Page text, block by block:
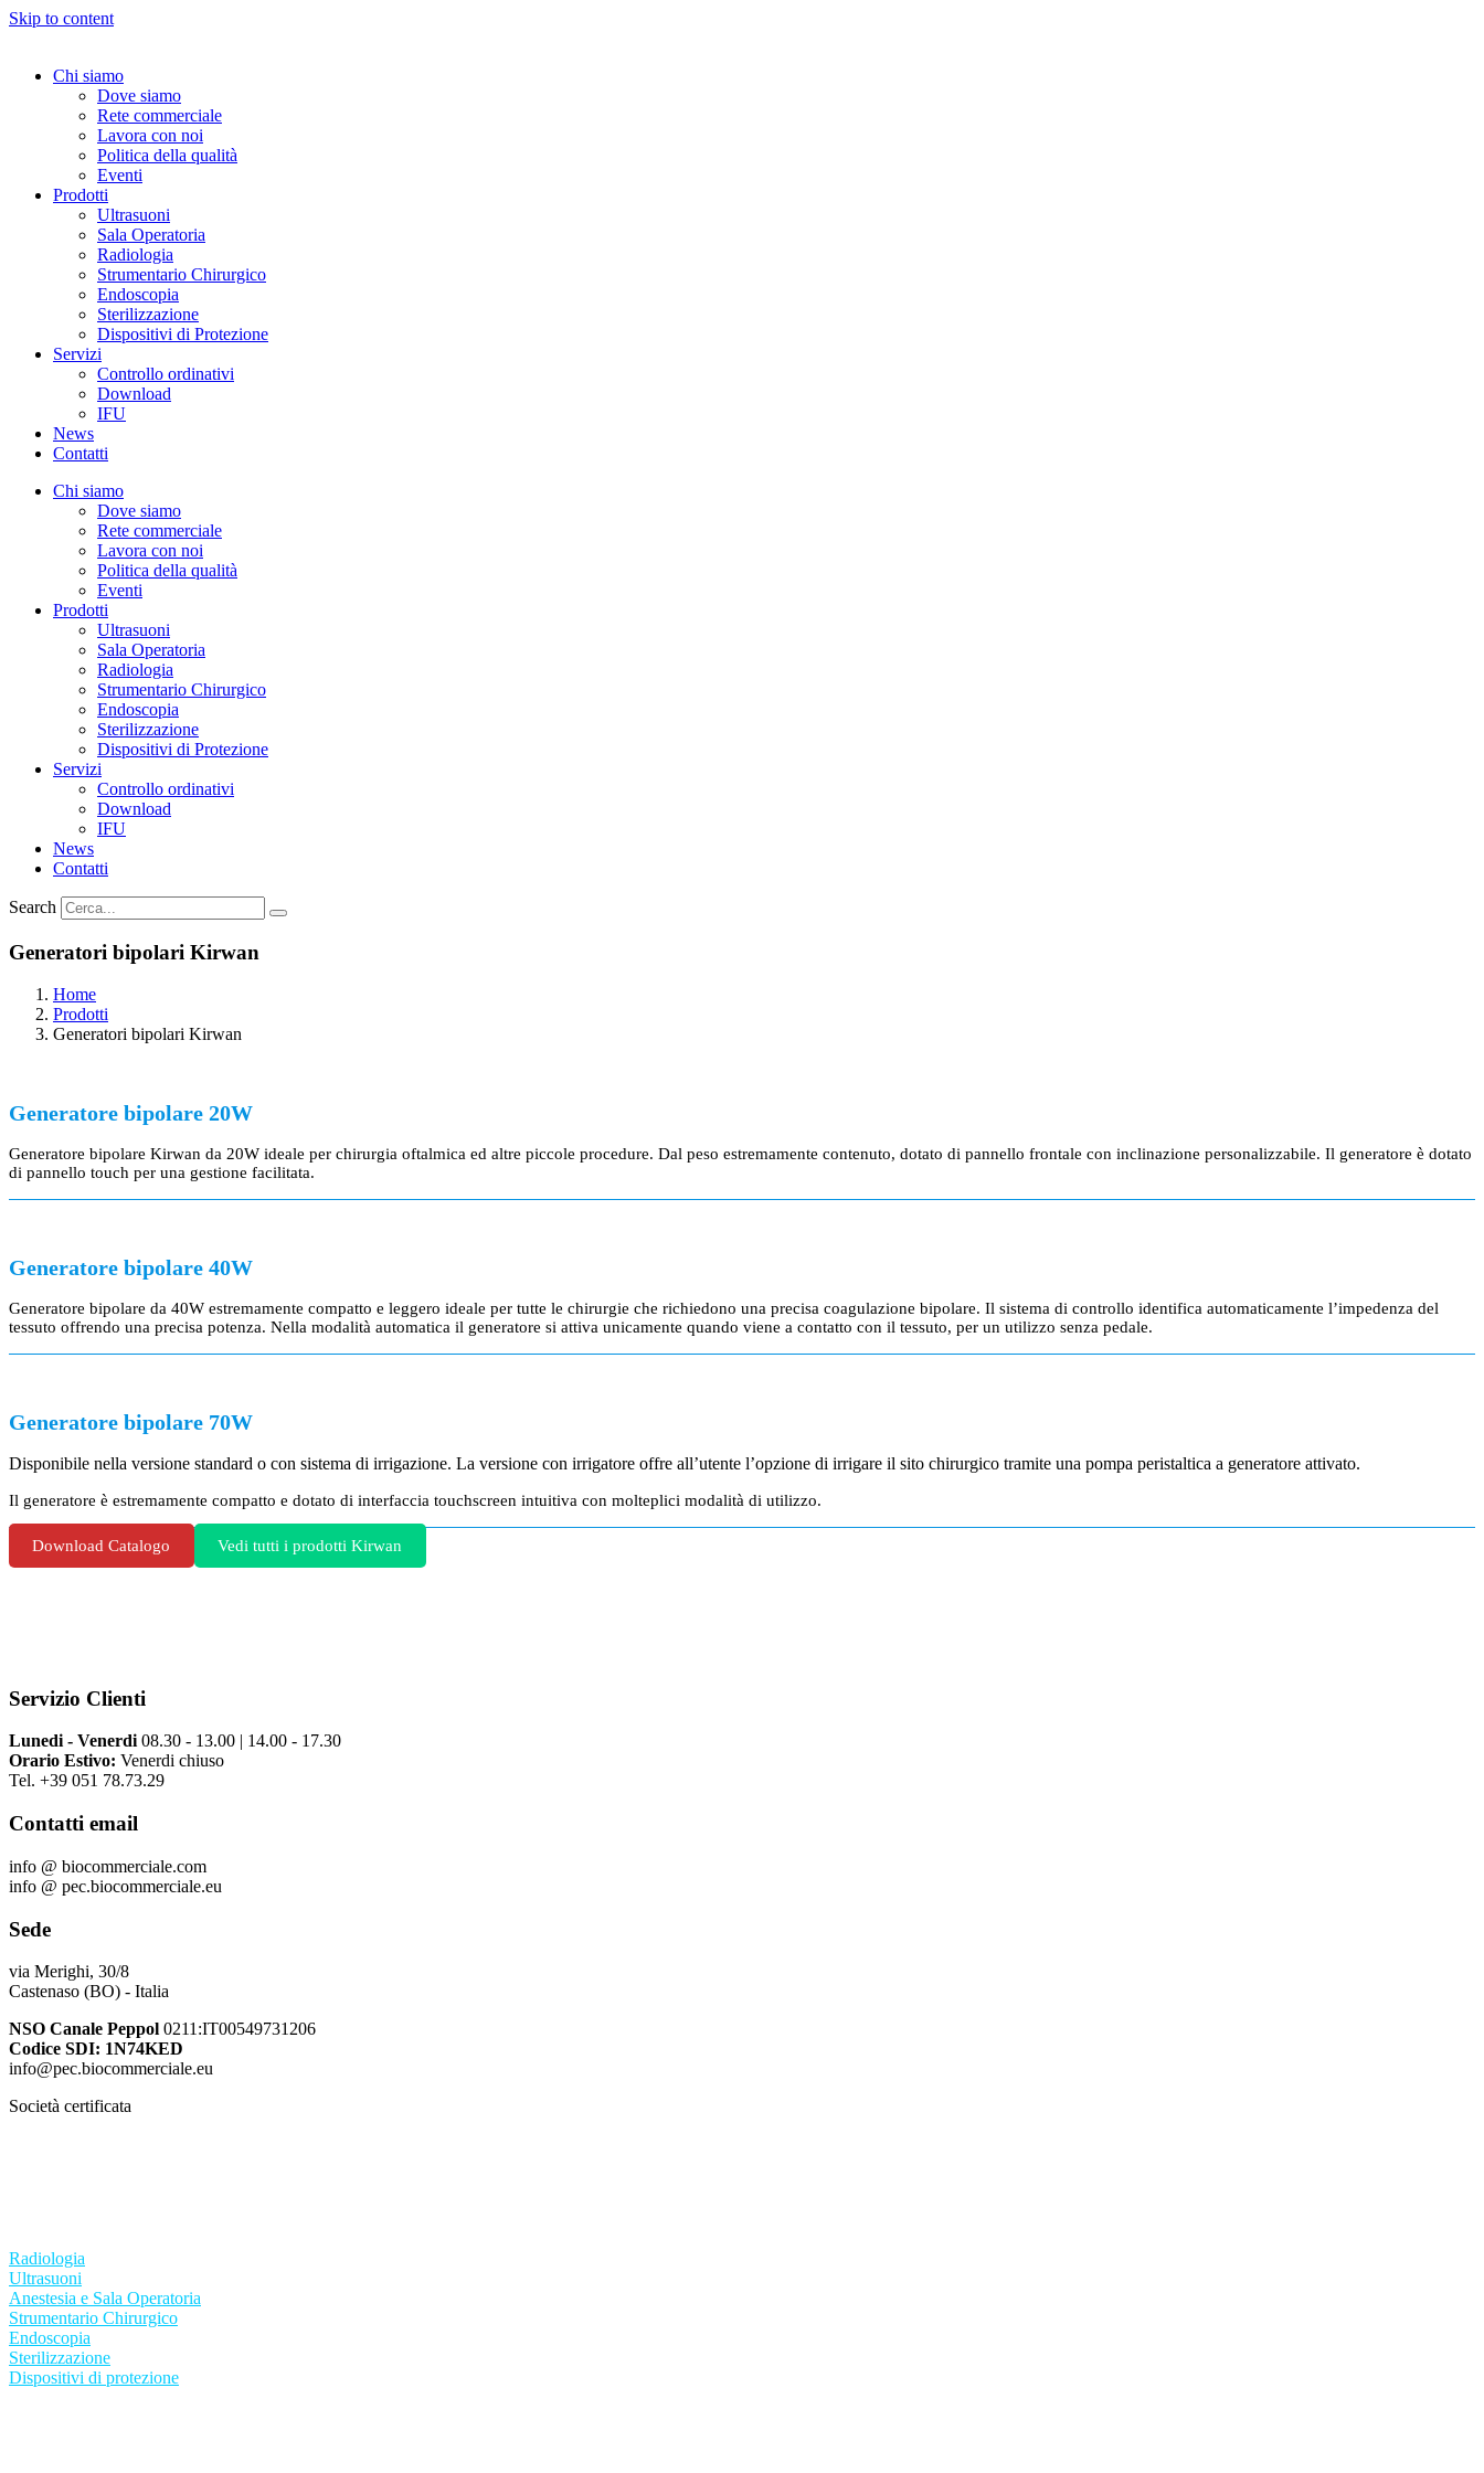
Skip to content
Chi siamo
Dove siamo
Rete commerciale
Lavora con noi
Politica della qualità
Eventi
Prodotti
Ultrasuoni
Sala Operatoria
Radiologia
Strumentario Chirurgico
Endoscopia
Sterilizzazione
Dispositivi di Protezione
Servizi
Controllo ordinativi
Download
IFU
News
Contatti
Chi siamo
Dove siamo
Rete commerciale
Lavora con noi
Politica della qualità
Eventi
Prodotti
Ultrasuoni
Sala Operatoria
Radiologia
Strumentario Chirurgico
Endoscopia
Sterilizzazione
Dispositivi di Protezione
Servizi
Controllo ordinativi
Download
IFU
News
Contatti
Search
Generatori bipolari Kirwan
Home
Prodotti
Generatori bipolari Kirwan
Generatore bipolare 20W
Generatore bipolare Kirwan da 20W ideale per chirurgia oftalmica ed altre piccole procedure. Dal peso estremamente contenuto, dotato di pannello frontale con inclinazione personalizzabile. Il generatore è dotato
di pannello touch per una gestione facilitata.
Generatore bipolare 40W
Generatore bipolare da 40W estremamente compatto e leggero ideale per tutte le chirurgie che richiedono una precisa coagulazione bipolare. Il sistema di controllo identifica automaticamente l’impedenza del
tessuto offrendo una precisa potenza. Nella modalità automatica il generatore si attiva unicamente quando viene a contatto con il tessuto, per un utilizzo senza pedale.
Generatore bipolare 70W
Disponibile nella versione standard o con sistema di irrigazione. La versione con irrigatore offre all’utente l’opzione di irrigare il sito chirurgico tramite una pompa peristaltica a generatore attivato.
Il generatore è estremamente compatto e dotato di interfaccia touchscreen intuitiva con molteplici modalità di utilizzo.
Download Catalogo Vedi tutti i prodotti Kirwan
Servizio Clienti
Lunedi - Venerdi08.30 - 13.00 | 14.00 - 17.30
Orario Estivo: Venerdi chiuso
Tel. +39 051 78.73.29
Contatti email
info @ biocommerciale.com
info @ pec.biocommerciale.eu
Sede
via Merighi, 30/8
Castenaso (BO) - Italia
NSO Canale Peppol 0211:IT00549731206
Codice SDI: 1N74KED
info@pec.biocommerciale.eu
Società certificata
Radiologia
Ultrasuoni
Anestesia e Sala Operatoria
Strumentario Chirurgico
Endoscopia
Sterilizzazione
Dispositivi di protezione